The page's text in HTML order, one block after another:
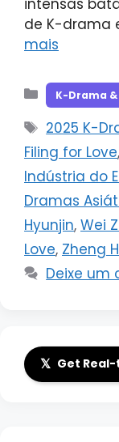
intensas
de K-drama
mais
K-Drama &
Tags
2025 K-
Filing for Love,
Indústria do
Dramas
Hyunjin, Wei
Love, Zheng
Deixe um
𝕏 Get Real-